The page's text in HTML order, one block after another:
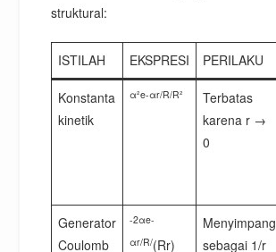
struktural:
ISTILAH EKSPRESI PERILAKU
Konstanta
kinetik
α²e-αr/R/R²
Terbatas
karena r →
0
Generator
Coulomb
-2αe-
αr/R/(Rr)
Menyimpang
sebagai 1/r